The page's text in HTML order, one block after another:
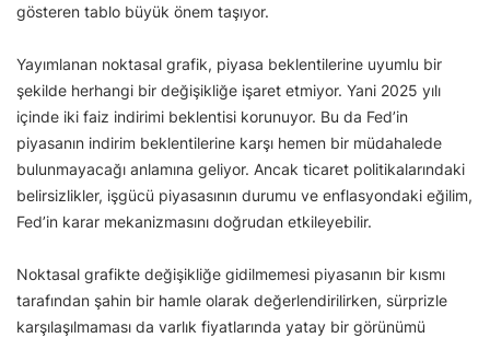
gösteren tablo büyük önem taşıyor.
Yayımlanan noktasal grafik, piyasa beklentilerine uyumlu bir
şekilde herhangi bir değişikliğe işaret etmiyor. Yani 2025 yılı
içinde iki faiz indirimi beklentisi korunuyor. Bu da Fed’in
piyasanın indirim beklentilerine karşı hemen bir müdahalede
bulunmayacağı anlamına geliyor. Ancak ticaret politikalarındaki
belirsizlikler, işgücü piyasasının durumu ve enflasyondaki eğilim,
Fed’in karar mekanizmasını doğrudan etkileyebilir.
Noktasal grafikte değişikliğe gidilmemesi piyasanın bir kısmı
tarafından şahin bir hamle olarak değerlendirilirken, sürprizle
karşılaşılmaması da varlık fiyatlarında yatay bir görünümü